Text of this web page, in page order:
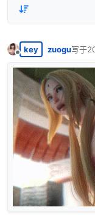
离线
key zuogu写于
最后